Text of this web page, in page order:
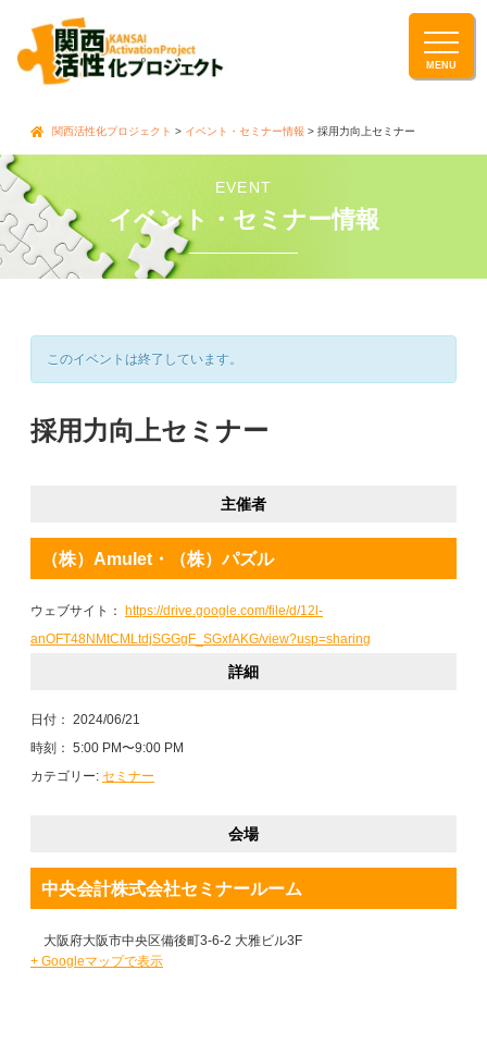
関西活性化プロジェクト > イベント・セミナー情報 > 採用力向上セミナー
EVENT
イベント・セミナー情報
このイベントは終了しています。
採用力向上セミナー
主催者
（株）Amulet・（株）パズル
ウェブサイト： https://drive.google.com/file/d/12l-
anOFT48NMtCMLtdjSGGgF_SGxfAKG/view?usp=sharing
詳細
日付： 2024/06/21
時刻： 5:00 PM〜9:00 PM
カテゴリー: セミナー
会場
中央会計株式会社セミナールーム
大阪府大阪市中央区備後町3-6-2 大雅ビル3F
+ Googleマップで表示